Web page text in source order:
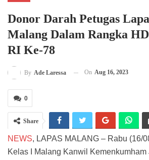
Donor Darah Petugas
Malang Dalam Rangka
RI Ke-78
By Ade Laressa On Aug 16, 2023
0
Share
NEWS, LAPAS MALANG – Rabu (16/
Kelas I Malang Kanwil Kemenkumham